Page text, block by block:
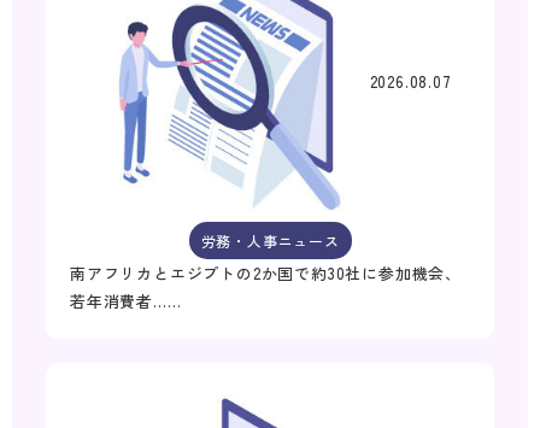
2026.08.07
労務・人事ニュース
南アフリカとエジプトの2か国で約30社に参加機会、
若年消費者……